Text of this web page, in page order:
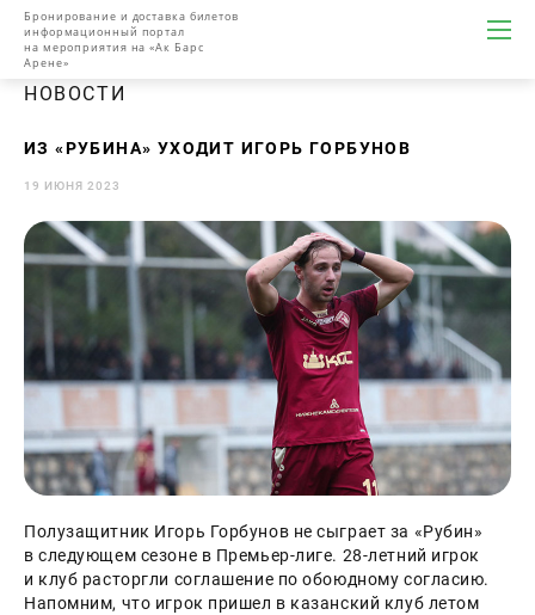
Бронирование и доставка билетов
информационный портал
на мероприятия на «Ак Барс
Арене»
НОВОСТИ
ИЗ «РУБИНА» УХОДИТ ИГОРЬ ГОРБУНОВ
19 ИЮНЯ 2023
Полузащитник Игорь Горбунов не сыграет за «Рубин»
в следующем сезоне в Премьер-лиге. 28-летний игрок
и клуб расторгли соглашение по обоюдному согласию.
Напомним, что игрок пришел в казанский клуб летом